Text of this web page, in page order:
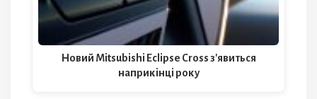
Новий Mitsubishi Eclipse Cross з'явиться
наприкінці року